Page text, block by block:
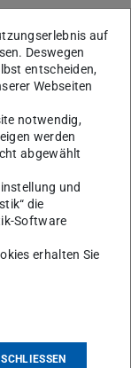
- So
Sie bitte dem
auf
Deswegen
entscheiden,
Webseiten
notwendig,
werden
abgewählt
und
die
Software
erhalten Sie